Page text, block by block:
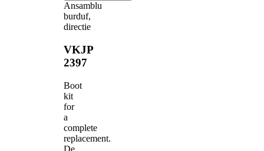
Ansamblu
burduf,
directie
VKJP
2397
Boot
kit
for
a
complete
replacement.
De